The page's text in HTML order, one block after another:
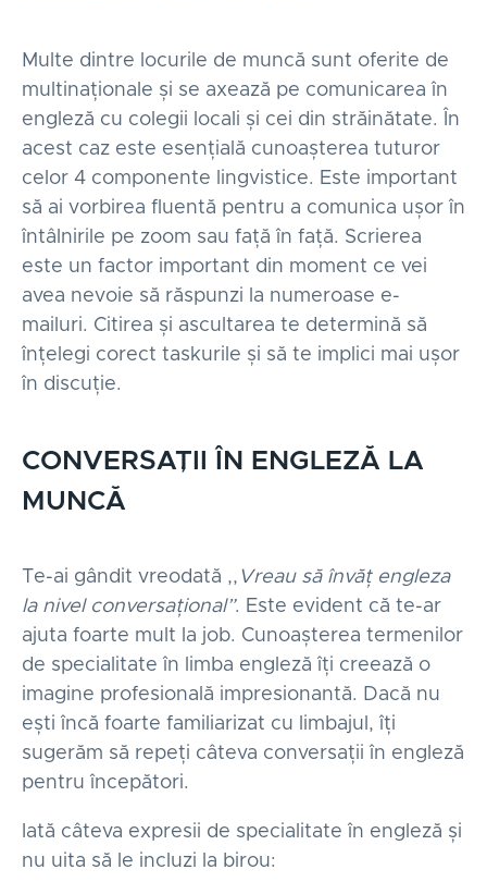
Multe dintre locurile de muncă sunt oferite de
multinaționale și se axează pe comunicarea în
engleză cu colegii locali și cei din străinătate. În
acest caz este esențială cunoașterea tuturor
celor 4 componente lingvistice. Este important
să ai vorbirea fluentă pentru a comunica ușor în
întâlnirile pe zoom sau față în față. Scrierea
este un factor important din moment ce vei
avea nevoie să răspunzi la numeroase e-
mailuri. Citirea și ascultarea te determină să
înțelegi corect taskurile și să te implici mai ușor
în discuție.
CONVERSAȚII ÎN ENGLEZĂ LA
MUNCĂ
Te-ai gândit vreodată ,, Vreau să învăț engleza
la nivel conversațional”. Este evident că te-ar
ajuta foarte mult la job. Cunoașterea termenilor
de specialitate în limba engleză îți creează o
imagine profesională impresionantă. Dacă nu
ești încă foarte familiarizat cu limbajul, îți
sugerăm să repeți câteva conversații în engleză
pentru începători.
Iată câteva expresii de specialitate în engleză și
nu uita să le incluzi la birou: